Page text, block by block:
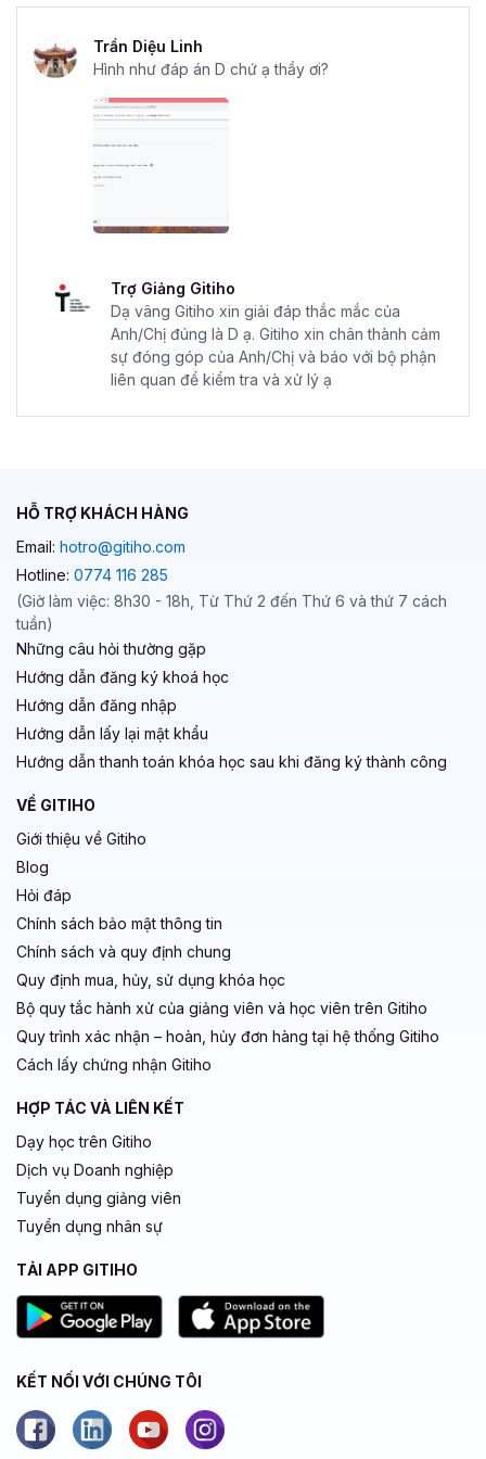
Trần Diệu Linh
Hình như đáp án D chứ ạ thầy ơi?
Trợ Giảng Gitiho
Dạ vâng Gitiho xin giải đáp thắc mắc của
Anh/Chị đúng là D ạ. Gitiho xin chân thành cảm
sự đóng góp của Anh/Chị và báo với bộ phận
liên quan để kiểm tra và xử lý ạ
HỖ TRỢ KHÁCH HÀNG
Email: hotro@gitiho.com
Hotline: 0774 116 285
(Giờ làm việc: 8h30 - 18h, Từ Thứ 2 đến Thứ 6 và thứ 7 cách
tuần)
Những câu hỏi thường gặp
Hướng dẫn đăng ký khoá học
Hướng dẫn đăng nhập
Hướng dẫn lấy lại mật khẩu
Hướng dẫn thanh toán khóa học sau khi đăng ký thành công
VỀ GITIHO
Giới thiệu về Gitiho
Blog
Hỏi đáp
Chính sách bảo mật thông tin
Chính sách và quy định chung
Quy định mua, hủy, sử dụng khóa học
Bộ quy tắc hành xử của giảng viên và học viên trên Gitiho
Quy trình xác nhận – hoàn, hủy đơn hàng tại hệ thống Gitiho
Cách lấy chứng nhận Gitiho
HỢP TÁC VÀ LIÊN KẾT
Dạy học trên Gitiho
Dịch vụ Doanh nghiệp
Tuyển dụng giảng viên
Tuyển dụng nhân sự
TẢI APP GITIHO
KẾT NỐI VỚI CHÚNG TÔI